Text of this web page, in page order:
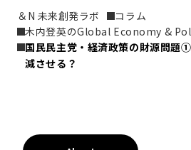
＆N 未来創発ラボ
コラム
木内登英のGlobal Economy &
国民民主党・経済政策の財源問題
減させる？